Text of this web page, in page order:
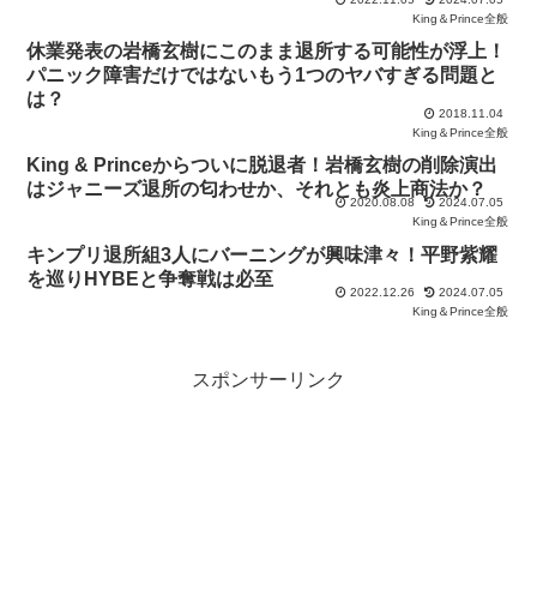
King＆Prince全般
休業発表の岩橋玄樹にこのまま退所する可能性が浮上！
パニック障害だけではないもう1つのヤバすぎる問題と
は？
2018.11.04
King＆Prince全般
King & Princeからついに脱退者！岩橋玄樹の削除演出
はジャニーズ退所の匂わせか、それとも炎上商法か？
2020.08.08
2024.07.05
King＆Prince全般
キンプリ退所組3人にバーニングが興味津々！平野紫耀
を巡りHYBEと争奪戦は必至
2022.12.26
2024.07.05
King＆Prince全般
スポンサーリンク